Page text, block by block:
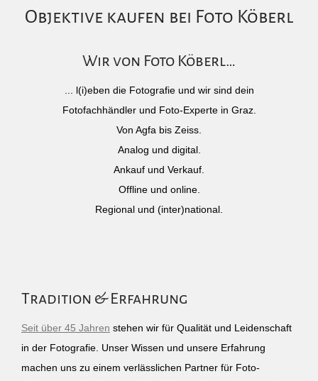
Objektive kaufen bei Foto Köberl
Wir von Foto Köberl…
... l(i)eben die Fotografie und wir sind dein
Fotofachhändler und Foto-Experte in Graz.
Von Agfa bis Zeiss.
Analog und digital.
Ankauf und Verkauf.
Offline und online.
Regional und (inter)national.
Tradition & Erfahrung
Seit über 45 Jahren stehen wir für Qualität und Leidenschaft
in der Fotografie. Unser Wissen und unsere Erfahrung
machen uns zu einem verlässlichen Partner für Foto-